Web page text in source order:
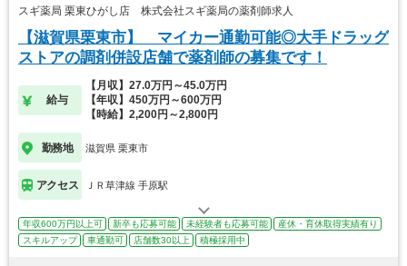
スギ薬局 栗東ひがし店 株式会社スギ薬局の薬剤師求人
【滋賀県栗東市】 マイカー通勤可能◎大手ドラッグ
ストアの調剤併設店舗で薬剤師の募集です！
給与
【月収】27.0万円～45.0万円
【年収】450万円～600万円
【時給】2,200円～2,800円
勤務地 滋賀県 栗東市
アクセス ＪＲ草津線 手原駅
年収600万円以上可 新卒も応募可能 未経験者も応募可能
産休・育休取得実績有り
スキルアップ
車通勤可 店舗数30以上 積極採用中